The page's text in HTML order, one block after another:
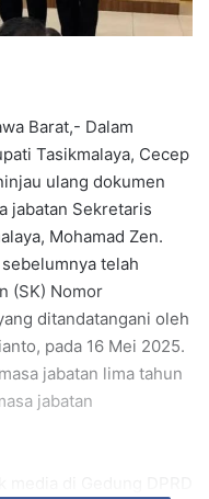
Barat,- Dalam
Tasikmalaya, Cecep
ulang dokumen
jabatan Sekretaris
Mohamad Zen.
telah
(SK) Nomor
ditandatangani oleh
pada 16 Mei 2025.
jabatan lima tahun
jabatan